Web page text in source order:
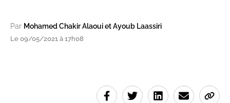
Par Mohamed Chakir Alaoui et Ayoub Laassiri
Le 09/05/2021 à 17h08